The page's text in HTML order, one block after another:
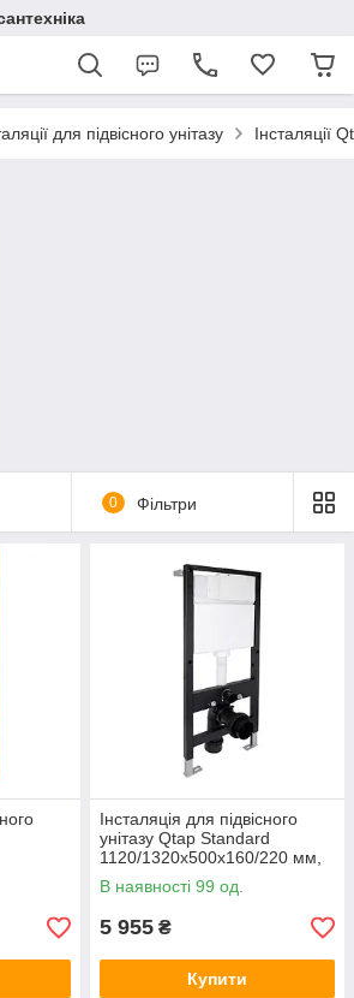
для підвісного унітазу Інсталяції
0 Фільтри
Інсталяція для підвісного
унітазу Qtap Standard
1120/1320x500x160/220 мм,
18/23 см, QTSTD159BL49467
В наявності 99 од.
5 955 ₴
Купити